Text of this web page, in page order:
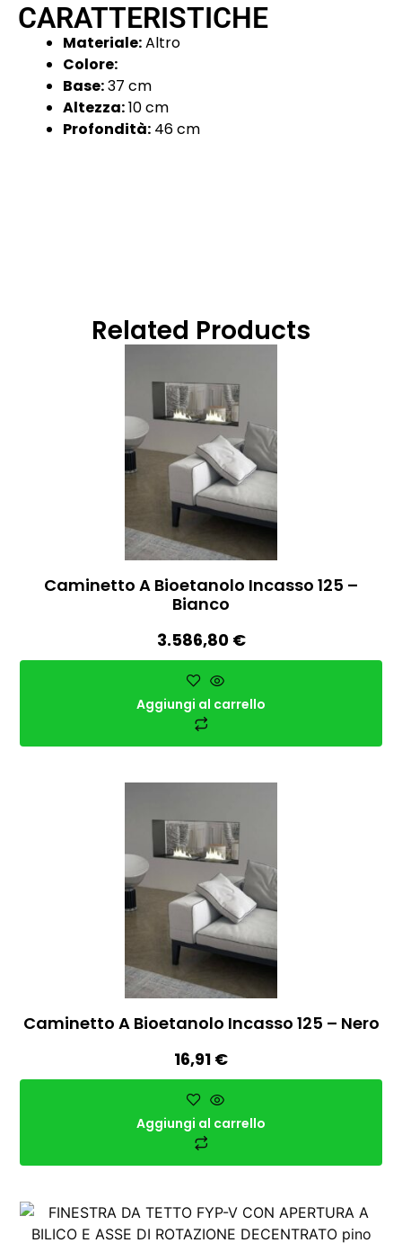
CARATTERISTICHE
Materiale:Altro
Colore:
Base:37 cm
Altezza:10 cm
Profondità: 46 cm
Related Products
Caminetto A Bioetanolo Incasso 125 –
Bianco
3.586,80 €
Aggiungi al carrello
Caminetto A Bioetanolo Incasso 125 – Nero
16,91 €
Aggiungi al carrello